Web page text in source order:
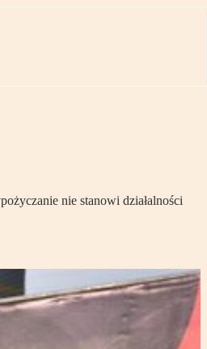
nie stanowi działalności